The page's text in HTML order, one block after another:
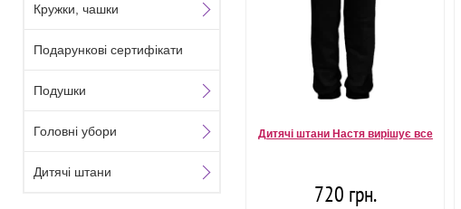
Дитячі штани Настя вирішує все
720 грн.
Кружки, чашки
Подарункові сертифікати
Подушки
Головні убори
Дитячі штани